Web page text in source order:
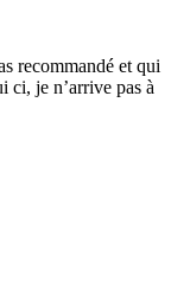
recommandé et qui
ci, je n’arrive pas à